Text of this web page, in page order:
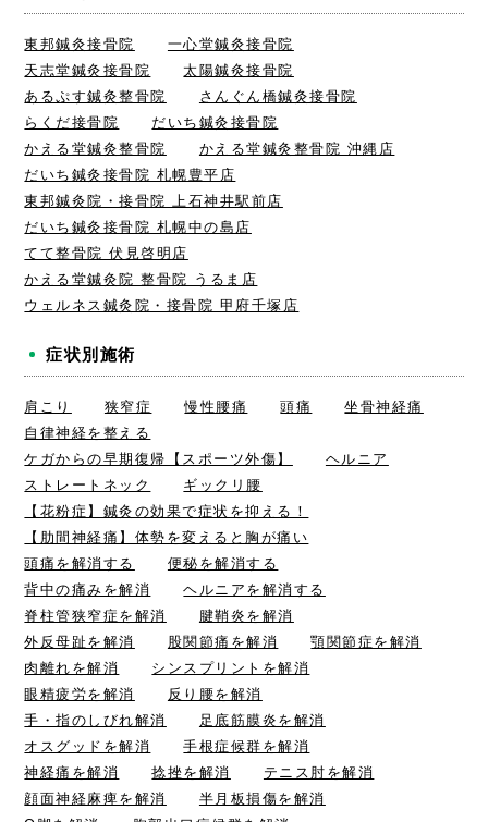
東邦鍼灸接骨院
一心堂鍼灸接骨院
天志堂鍼灸接骨院
太陽鍼灸接骨院
あるぷす鍼灸整骨院
さんぐん橋鍼灸接骨院
らくだ接骨院
だいち鍼灸接骨院
かえる堂鍼灸整骨院
かえる堂鍼灸整骨院 沖縄店
だいち鍼灸接骨院 札幌豊平店
東邦鍼灸院・接骨院 上石神井駅前店
だいち鍼灸接骨院 札幌中の島店
てて整骨院 伏見啓明店
かえる堂鍼灸院 整骨院 うるま店
ウェルネス鍼灸院・接骨院 甲府千塚店
症状別施術
肩こり 狭窄症 慢性腰痛 頭痛
坐骨神経痛
自律神経を整える
ケガからの早期復帰【スポーツ外傷】
ヘルニア
ストレートネック
ギックリ腰
【花粉症】鍼灸の効果で症状を抑える！
【肋間神経痛】体勢を変えると胸が痛い
頭痛を解消する
便秘を解消する
背中の痛みを解消
ヘルニアを解消する
脊柱管狭窄症を解消
腱鞘炎を解消
外反母趾を解消
股関節痛を解消
顎関節症を解消
肉離れを解消
シンスプリントを解消
眼精疲労を解消
反り腰を解消
手・指のしびれ解消
足底筋膜炎を解消
オスグッドを解消
手根症候群を解消
神経痛を解消
捻挫を解消
テニス肘を解消
顔面神経麻痺を解消
半月板損傷を解消